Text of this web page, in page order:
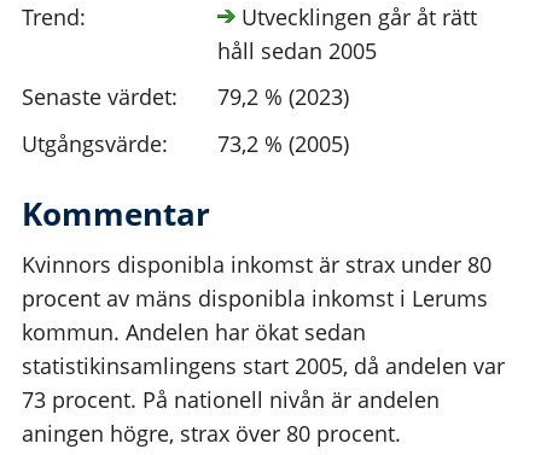
Trend:
Utvecklingen går åt rätt
håll sedan 2005
Senaste värdet:
79,2 % (2023)
Utgångsvärde:
73,2 % (2005)
Kommentar
Kvinnors disponibla inkomst är strax under 80
procent av mäns disponibla inkomst i Lerums
kommun. Andelen har ökat sedan
statistikinsamlingens start 2005, då andelen var
73 procent. På nationell nivån är andelen
aningen högre, strax över 80 procent.